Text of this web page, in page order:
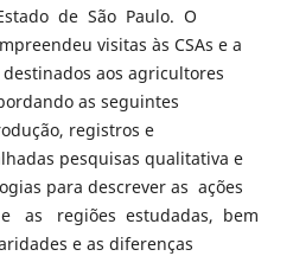
de São Paulo. O
visitas às CSAs e a
aos agricultores
as seguintes
registros e
pesquisas qualitativa e
para descrever as ações
as regiões estudadas, bem
e as diferenças